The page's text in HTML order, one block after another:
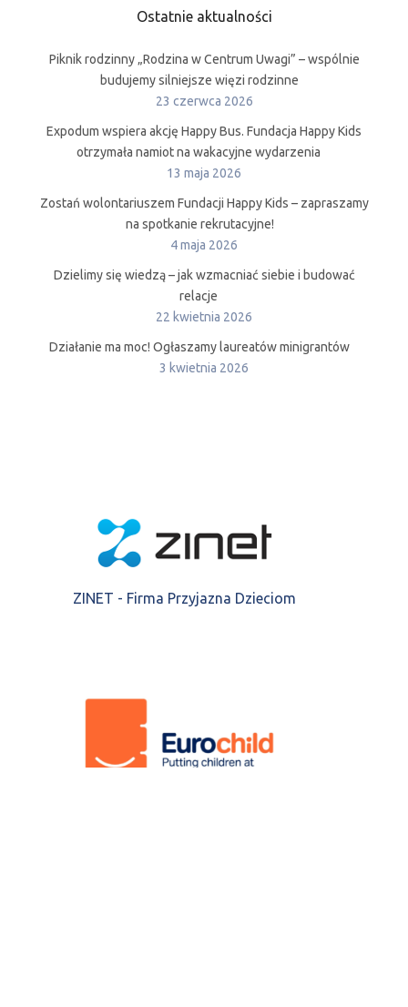
Ostatnie aktualności
Piknik rodzinny „Rodzina w Centrum Uwagi” – wspólnie
budujemy silniejsze więzi rodzinne
23 czerwca 2026
Expodum wspiera akcję Happy Bus. Fundacja Happy Kids
otrzymała namiot na wakacyjne wydarzenia
13 maja 2026
Zostań wolontariuszem Fundacji Happy Kids – zapraszamy
na spotkanie rekrutacyjne!
4 maja 2026
Dzielimy się wiedzą – jak wzmacniać siebie i budować
relacje
22 kwietnia 2026
Działanie ma moc! Ogłaszamy laureatów minigrantów
3 kwietnia 2026
ZINET - Firma Przyjazna Dzieciom